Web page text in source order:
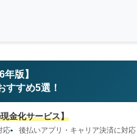
年版】
すすめ5選！
金化サービス】
応
後払いアプリ・キャリア決済に対応